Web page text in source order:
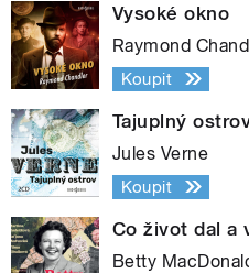
Vysoké okno
Raymond
Koupit
Tajuplný
Jules Verne
Koupit
Co život dal a
Betty